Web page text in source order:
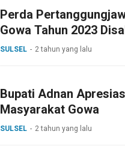
Perda
Gowa Tahun 2023
SULSEL 2 tahun yang lalu
Bupati Adnan
Masyarakat Gowa
SULSEL 2 tahun yang lalu